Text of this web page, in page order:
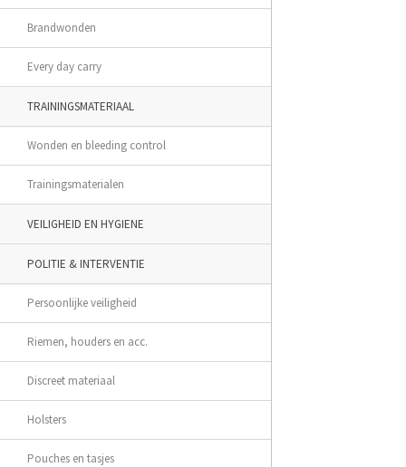
Brandwonden
Every day carry
TRAININGSMATERIAAL
Wonden en bleeding control
Trainingsmaterialen
VEILIGHEID EN HYGIENE
POLITIE & INTERVENTIE
Persoonlijke veiligheid
Riemen, houders en acc.
Discreet materiaal
Holsters
Pouches en tasjes